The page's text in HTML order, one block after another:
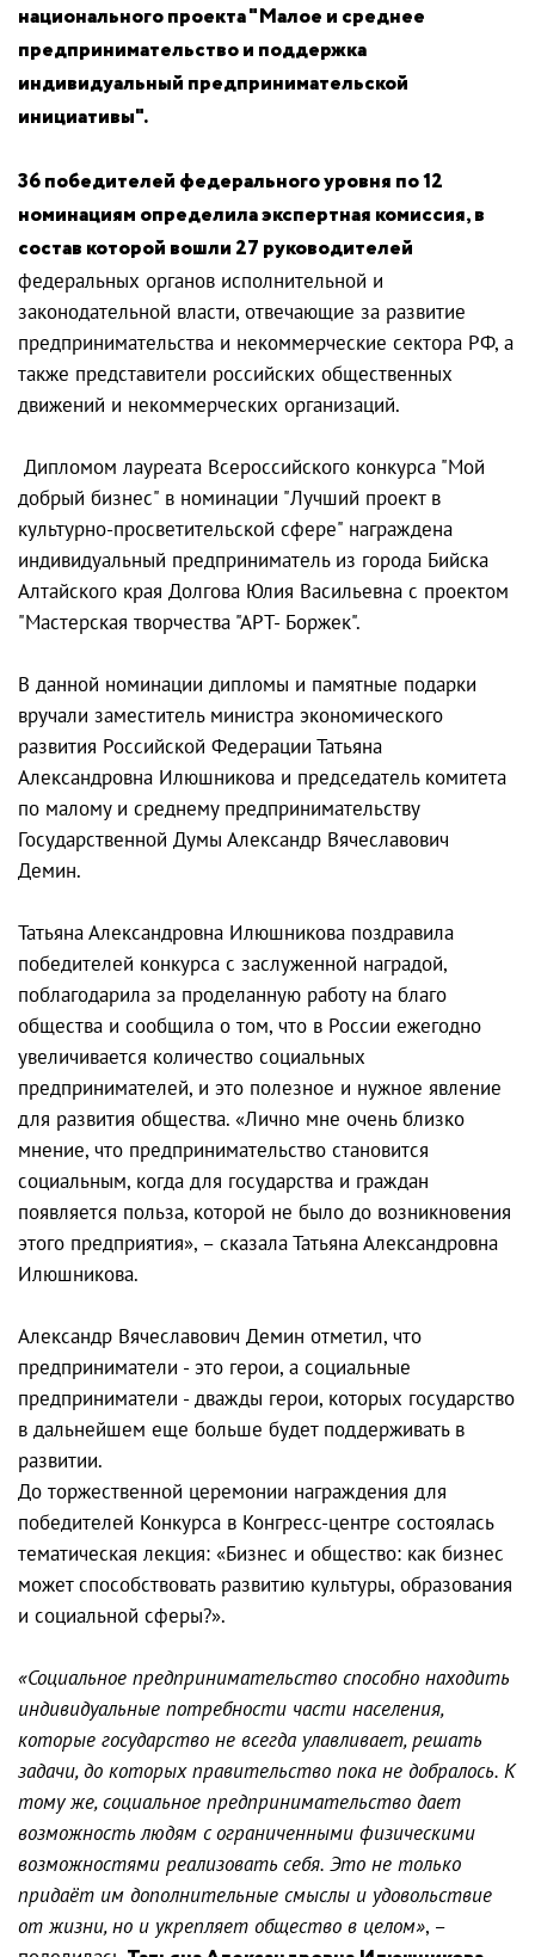
национального проекта "Малое и среднее
предпринимательство и поддержка
индивидуальный предпринимательской
инициативы".
36 победителей федерального уровня по 12
номинациям определила экспертная комиссия, в
состав которой вошли 27 руководителей
федеральных органов исполнительной и
законодательной власти, отвечающие за развитие
предпринимательства и некоммерческие сектора РФ, а
также представители российских общественных
движений и некоммерческих организаций.
Дипломом лауреата Всероссийского конкурса "Мой
добрый бизнес" в номинации "Лучший проект в
культурно-просветительской сфере" награждена
индивидуальный предприниматель из города Бийска
Алтайского края Долгова Юлия Васильевна с проектом
"Мастерская творчества "АРТ- Боржек".
В данной номинации дипломы и памятные подарки
вручали заместитель министра экономического
развития Российской Федерации Татьяна
Александровна Илюшникова и председатель комитета
по малому и среднему предпринимательству
Государственной Думы Александр Вячеславович
Демин.
Татьяна Александровна Илюшникова поздравила
победителей конкурса с заслуженной наградой,
поблагодарила за проделанную работу на благо
общества и сообщила о том, что в России ежегодно
увеличивается количество социальных
предпринимателей, и это полезное и нужное явление
для развития общества. «Лично мне очень близко
мнение, что предпринимательство становится
социальным, когда для государства и граждан
появляется польза, которой не было до возникновения
этого предприятия», – сказала Татьяна Александровна
Илюшникова.
Александр Вячеславович Демин отметил, что
предприниматели - это герои, а социальные
предприниматели - дважды герои, которых государство
в дальнейшем еще больше будет поддерживать в
развитии.
До торжественной церемонии награждения для
победителей Конкурса в Конгресс-центре состоялась
тематическая лекция: «Бизнес и общество: как бизнес
может способствовать развитию культуры, образования
и социальной сферы?».
«Социальное предпринимательство способно находить
индивидуальные потребности части населения,
которые государство не всегда улавливает, решать
задачи, до которых правительство пока не добралось. К
тому же, социальное предпринимательство дает
возможность людям с ограниченными физическими
возможностями реализовать себя. Это не только
придаёт им дополнительные смыслы и удовольствие
от жизни, но и укрепляет общество в целом», –